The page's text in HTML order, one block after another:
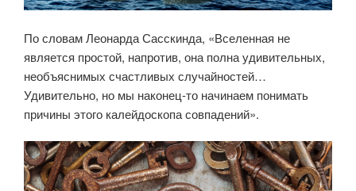
По словам Леонарда Сасскинда, «Вселенная не
является простой, напротив, она полна удивительных,
необъяснимых счастливых случайностей…
Удивительно, но мы наконец-то начинаем понимать
причины этого калейдоскопа совпадений».